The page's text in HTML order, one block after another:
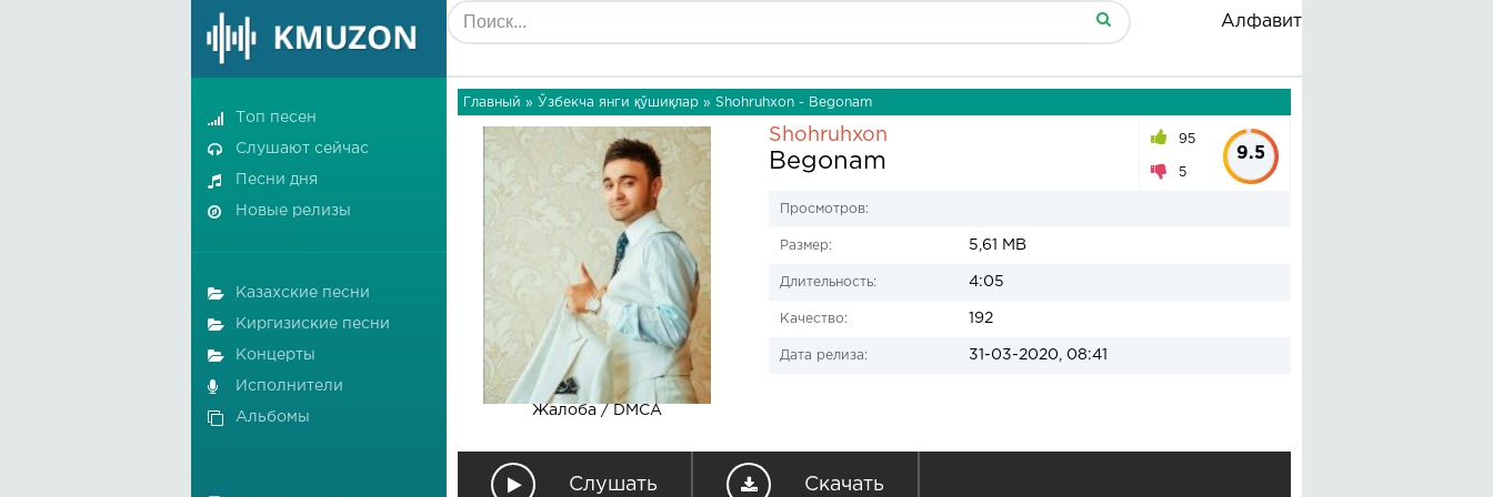
Алфавит
Главный » Ўзбекча янги қўшиқлар » Shohruhxon - Begonam
Жалоба / DMCA
Shohruhxon
Begonam
95
5
9.5
Просмотров:
Размер: 5,61 MB
Длительность: 4:05
Качество: 192
Дата релиза: 31-03-2020, 08:41
Слушать Скачать
Топ песен
Слушают сейчас
Песни дня
Новые релизы
Казахские песни
Киргизиские песни
Концерты
Исполнители
Альбомы